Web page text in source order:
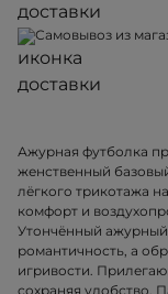
Самовывоз из
Ажурная футболка
женственный
лёгкого трикотажа
комфорт и
Утончённый ажурный
романтичность, а
игривости.
сохраняя удобство.